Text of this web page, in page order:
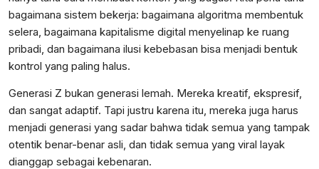
bagaimana sistem bekerja: bagaimana algoritma membentuk
selera, bagaimana kapitalisme digital menyelinap ke ruang
pribadi, dan bagaimana ilusi kebebasan bisa menjadi bentuk
kontrol yang paling halus.
Generasi Z bukan generasi lemah. Mereka kreatif, ekspresif,
dan sangat adaptif. Tapi justru karena itu, mereka juga harus
menjadi generasi yang sadar bahwa tidak semua yang tampak
otentik benar-benar asli, dan tidak semua yang viral layak
dianggap sebagai kebenaran.